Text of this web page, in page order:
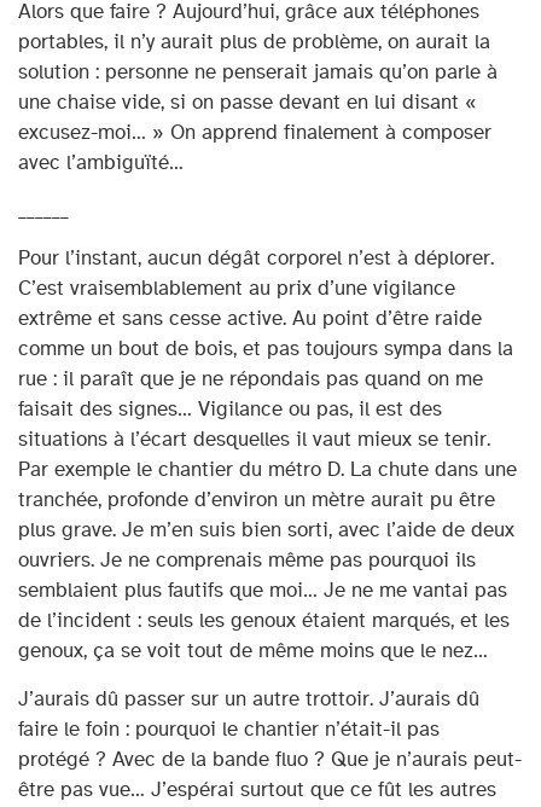
Alors que faire ? Aujourd’hui, grâce aux téléphones
portables, il n’y aurait plus de problème, on aurait la
solution : personne ne penserait jamais qu’on parle à
une chaise vide, si on passe devant en lui disant «
excusez-moi… » On apprend finalement à composer
avec l’ambiguïté…
Pour l’instant, aucun dégât corporel n’est à déplorer.
C’est vraisemblablement au prix d’une vigilance
extrême et sans cesse active. Au point d’être raide
comme un bout de bois, et pas toujours sympa dans la
rue : il paraît que je ne répondais pas quand on me
faisait des signes… Vigilance ou pas, il est des
situations à l’écart desquelles il vaut mieux se tenir.
Par exemple le chantier du métro D. La chute dans une
tranchée, profonde d’environ un mètre aurait pu être
plus grave. Je m’en suis bien sorti, avec l’aide de deux
ouvriers. Je ne comprenais même pas pourquoi ils
semblaient plus fautifs que moi… Je ne me vantai pas
de l’incident : seuls les genoux étaient marqués, et les
genoux, ça se voit tout de même moins que le nez…
J’aurais dû passer sur un autre trottoir. J’aurais dû
faire le foin : pourquoi le chantier n’était-il pas
protégé ? Avec de la bande fluo ? Que je n’aurais peut-
être pas vue… J’espérai surtout que ce fût les autres